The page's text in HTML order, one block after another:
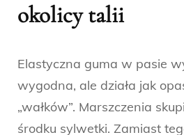
okolicy talii
Elastyczna guma w pasie
wygodna, ale działa jak
„wałków”. Marszczenia
środku sylwetki. Zamiast